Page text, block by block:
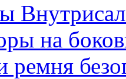
на
ремня